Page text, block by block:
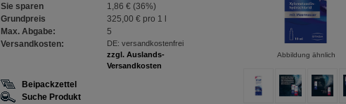
Sie sparen 1,86 € (36%)
Grundpreis
325,00 €pro 1 l
Max. Abgabe:
5
Versandkosten:
DE: versandkostenfrei
zzgl. Auslands-
Versandkosten
Abbildung ähnlich
Beipackzettel
Suche Produkt